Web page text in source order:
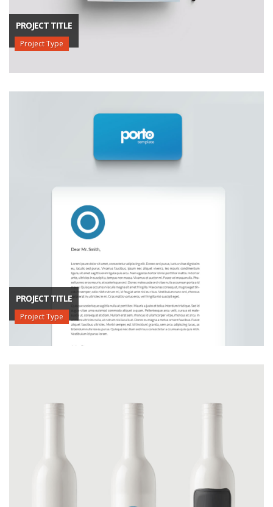
PROJECT TITLE
Project Type
PROJECT TITLE
Project Type